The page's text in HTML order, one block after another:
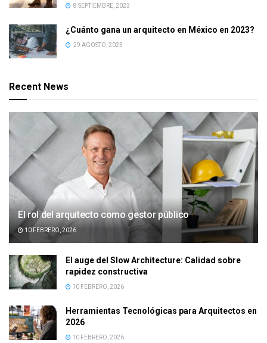
8 SEPTIEMBRE, 2023
¿Cuánto gana un arquitecto en México en 2023?
29 AGOSTO, 2023
Recent News
El rol del arquitecto como gestor público
10 FEBRERO, 2026
El auge del Slow Architecture: Calidad sobre
rapidez constructiva
10 FEBRERO, 2026
Herramientas Tecnológicas para Arquitectos en
2026
10 FEBRERO, 2026